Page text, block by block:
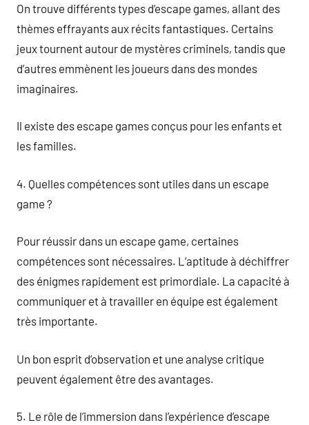
On trouve différents types d’escape games, allant des
thèmes effrayants aux récits fantastiques. Certains
jeux tournent autour de mystères criminels, tandis que
d’autres emmènent les joueurs dans des mondes
imaginaires.
Il existe des escape games conçus pour les enfants et
les familles.
4. Quelles compétences sont utiles dans un escape
game ?
Pour réussir dans un escape game, certaines
compétences sont nécessaires. L’aptitude à déchiffrer
des énigmes rapidement est primordiale. La capacité à
communiquer et à travailler en équipe est également
très importante.
Un bon esprit d’observation et une analyse critique
peuvent également être des avantages.
5. Le rôle de l’immersion dans l’expérience d’escape